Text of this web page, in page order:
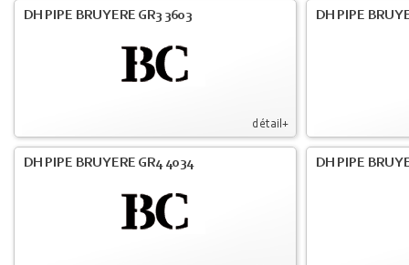
détail+
DH PIPE BRUYERE GR3 3603 DH PIPE
DH PIPE BRUYERE GR4 4034 DH PIPE